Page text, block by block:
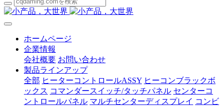
ホームページ
企業情報
会社概要 お問い合わせ
製品ラインアップ
全部 ヒーターコントロールASSY ヒーコンブラックボ
ックス コマンダースイッチ/タッチパネル センターコ
ントロールパネル マルチセンターディスプレイ コンビ